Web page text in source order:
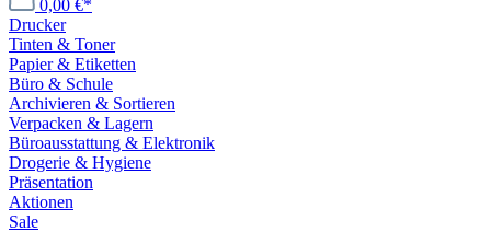
0,00 €*
Drucker
Tinten & Toner
Papier & Etiketten
Büro & Schule
Archivieren & Sortieren
Verpacken & Lagern
Büroausstattung & Elektronik
Drogerie & Hygiene
Präsentation
Aktionen
Sale